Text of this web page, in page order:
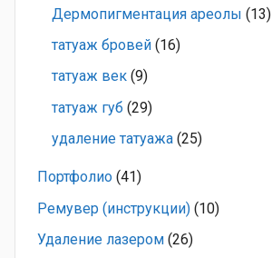
Дермопигментация ареолы (13)
татуаж бровей (16)
татуаж век (9)
татуаж губ (29)
удаление татуажа (25)
Портфолио (41)
Ремувер (инструкции) (10)
Удаление лазером (26)